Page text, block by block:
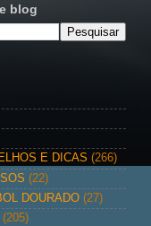
blog
E DICAS (266)
(22)
DOURADO (27)
(205)